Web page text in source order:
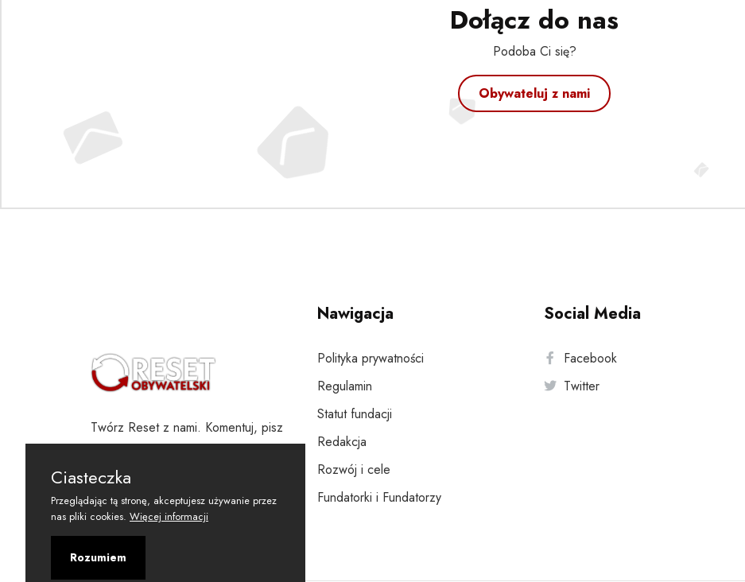
Dołącz do nas
Podoba Ci się?
Obywateluj z nami
Twórz Reset z nami. Komentuj, pisz
i wspieraj
Nawigacja
Polityka prywatności
Regulamin
Statut fundacji
Redakcja
Rozwój i cele
Fundatorki i Fundatorzy
Social Media
Facebook
Twitter
Ciasteczka
Przeglądając tą stronę, akceptujesz używanie przez
nas pliki cookies. Więcej informacji
Rozumiem